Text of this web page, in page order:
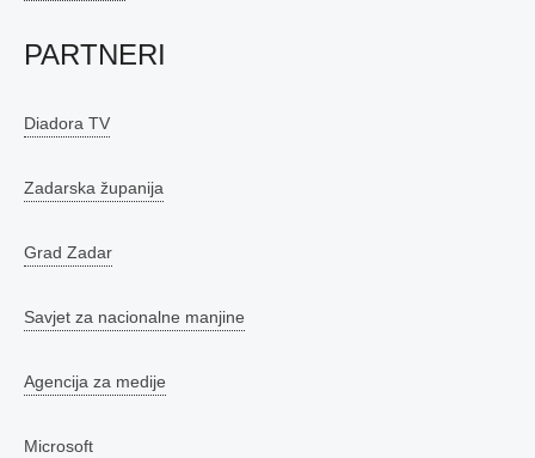
PARTNERI
Diadora TV
Zadarska županija
Grad Zadar
Savjet za nacionalne manjine
Agencija za medije
Microsoft